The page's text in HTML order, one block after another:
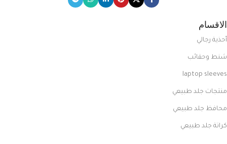
الاقسام
أحذية رجالي
شنط وحقائب
laptop sleeves
منتجات جلد طبيعي
محافظ جلد طبيعي
كراتة جلد طبيعي